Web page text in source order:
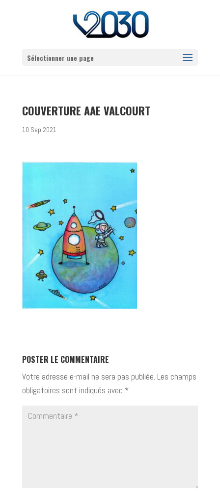
Sélectionner une page
COUVERTURE AAE VALCOURT
10 Sep 2021
POSTER LE COMMENTAIRE
Votre adresse e-mail ne sera pas publiée. Les champs
obligatoires sont indiqués avec *